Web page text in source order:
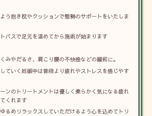
う抱き枕やクッションで態勢のサポートをいたしま
バスで足元を温めてから施術が始まります
みやだるさ、肩こり腰の不快感などの緩和に。
ていく妊娠中は普段より疲れやストレスを感じやす
ンのトリートメントは優しく柔らかく気になる疲れ
くれます
るめリラックスしていただけるよう心を込めてトリ